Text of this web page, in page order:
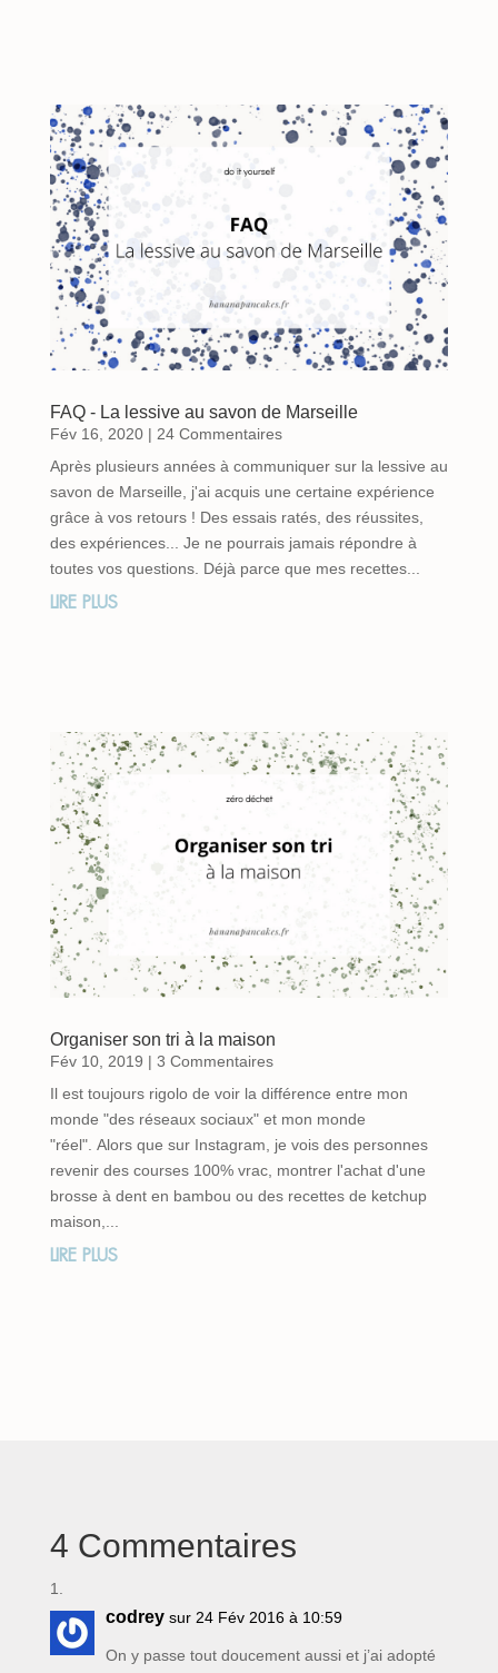
FAQ - La lessive au savon de Marseille
Fév 16, 2020| 24 Commentaires
Après plusieurs années à communiquer sur la lessive au
savon de Marseille, j'ai acquis une certaine expérience
grâce à vos retours ! Des essais ratés, des réussites,
des expériences... Je ne pourrais jamais répondre à
toutes vos questions. Déjà parce que mes recettes...
LIRE PLUS
Organiser son tri à la maison
Fév 10, 2019 | 3 Commentaires
Il est toujours rigolo de voir la différence entre mon
monde "des réseaux sociaux" et mon monde
"réel". Alors que sur Instagram, je vois des personnes
revenir des courses 100% vrac, montrer l'achat d'une
brosse à dent en bambou ou des recettes de ketchup
maison,...
LIRE PLUS
4 Commentaires
codrey sur 24 Fév 2016 à 10:59
On y passe tout doucement aussi et j’ai adopté